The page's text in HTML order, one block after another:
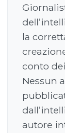
la
conto
Nessun
autore